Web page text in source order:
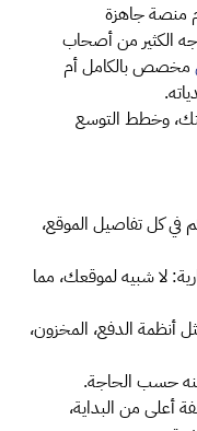
منصة جاهزة
الكثير من أصحاب
مخصص بالكامل أم
وخطط التوسع
في كل تفاصيل الموقع،
لا شبيه لموقعك، مما
الدفع، المخزون،
حسب الحاجة.
أعلى من البداية،